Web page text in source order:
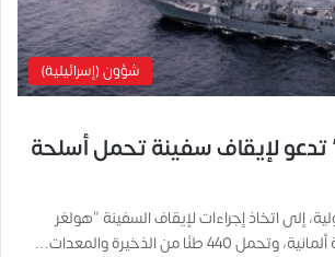
شؤون (إسرائيلية)
تدعو لإيقاف سفينة تحمل أسلحة
إلى اتخاذ إجراءات لإيقاف السفينة “هولغر
طنًا من الذخيرة والمعدات…